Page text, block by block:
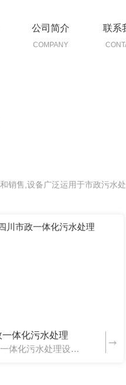
公司简介
COMPANY
联系
销售,设备广泛运用于市政污水
一体化污水处理
四川市政一体化污水处理设备操作流程以及注意事项：一、操作流程1.污水注满生化池。2.启动风机，对池内污水进行曝气充氧。3.重新给水并继续曝气。4.如此反复操作，每天的取水时间相对延长。5.同时，还可以...